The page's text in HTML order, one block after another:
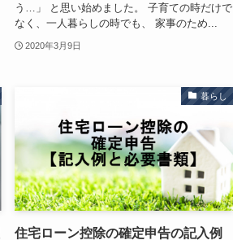
う…」 と思い始めました。 子育ての時だけで
なく、一人暮らしの時でも、 家事のため...
2020年3月9日
暮らし
住宅ローン控除の確定申告の記入例